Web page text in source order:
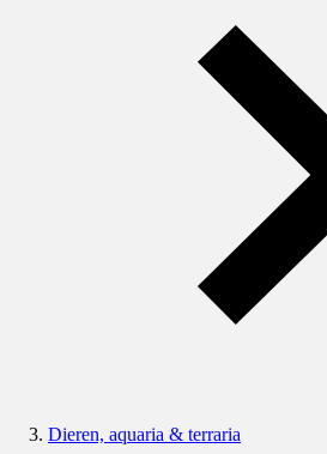
Dieren, aquaria & terraria